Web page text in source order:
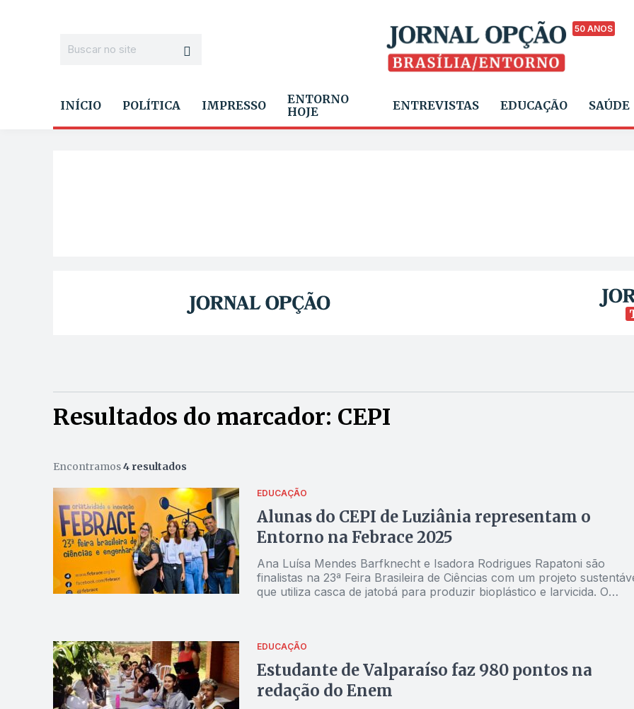
50 ANOS
INÍCIO POLÍTICA IMPRESSO
ENTORNO
HOJE
ENTREVISTAS EDUCAÇÃO SAÚDE
Resultados do marcador: CEPI
Encontramos4 resultados
EDUCAÇÃO
Alunas do CEPI de Luziânia representam o
Entorno na Febrace 2025
Ana Luísa Mendes Barfknecht e Isadora Rodrigues Rapatoni são
finalistas na 23ª Feira Brasileira de Ciências com um projeto
que utiliza casca de jatobá para produzir bioplástico e larvicida. O
EDUCAÇÃO
Estudante de Valparaíso faz 980 pontos na
redação do Enem